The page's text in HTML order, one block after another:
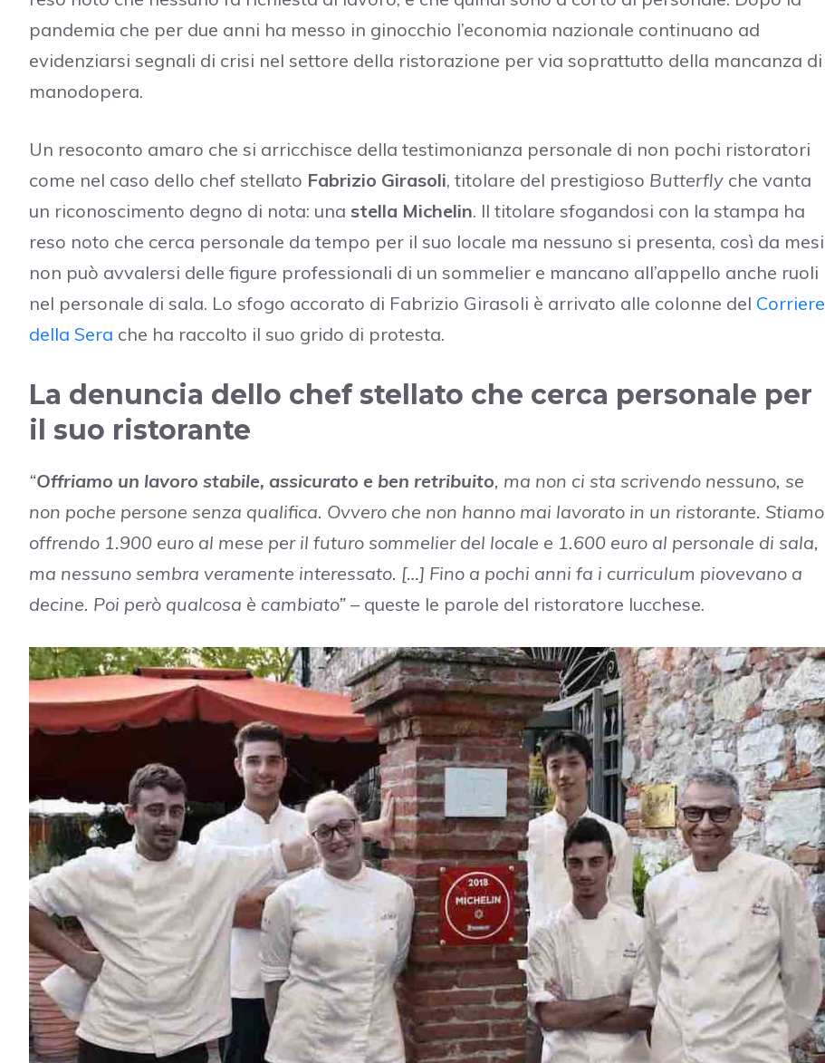
pandemia che per due anni ha messo in ginocchio l’economia nazionale continuano ad
evidenziarsi segnali di crisi nel settore della ristorazione per via soprattutto della mancanza di
manodopera.
Un resoconto amaro che si arricchisce della testimonianza personale di non pochi ristoratori
come nel caso dello chef stellato Fabrizio Girasoli, titolare del prestigioso Butterfly che vanta
un riconoscimento degno di nota: una stella Michelin. Il titolare sfogandosi con la stampa ha
reso noto che cerca personale da tempo per il suo locale ma nessuno si presenta, così da mesi
non può avvalersi delle figure professionali di un sommelier e mancano all’appello anche ruoli
nel personale di sala. Lo sfogo accorato di Fabrizio Girasoli è arrivato alle colonne del Corriere
della Sera che ha raccolto il suo grido di protesta.
La denuncia dello chef stellato che cerca personale per
il suo ristorante
“Offriamo un lavoro stabile, assicurato e ben retribuito, ma non ci sta scrivendo nessuno, se
non poche persone senza qualifica. Ovvero che non hanno mai lavorato in un ristorante. Stiamo
offrendo 1.900 euro al mese per il futuro sommelier del locale e 1.600 euro al personale di sala,
ma nessuno sembra veramente interessato. […] Fino a pochi anni fa i curriculum piovevano a
decine. Poi però qualcosa è cambiato” – queste le parole del ristoratore lucchese.